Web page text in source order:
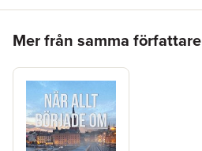
Mer från samma författare